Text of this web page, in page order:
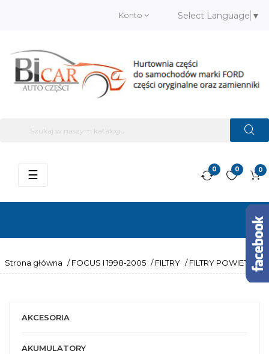
Konto Select Language ▼
0
0
0
Przełącz
☰
Strona główna / FOCUS I 1998-2005 / FILTRY / FILTRY POWIETRZA
AKCESORIA
AKUMULATORY